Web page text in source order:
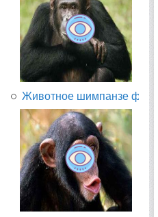
Животное шимпанзе